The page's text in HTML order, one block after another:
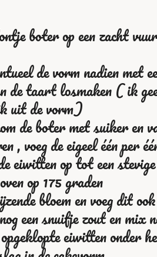
boter op een zacht
de vorm nadien met
de taart losmaken ( ik
uit de vorm)
de boter met suiker en
, voeg de eigeel één per
eiwitten op tot een
op 175 graden
bloem en voeg dit
een snuifje zout en mix
eiwitten onder